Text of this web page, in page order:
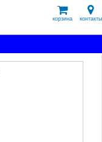
корзина контакты